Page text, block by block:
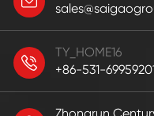
TY_HOME16
+86-531-